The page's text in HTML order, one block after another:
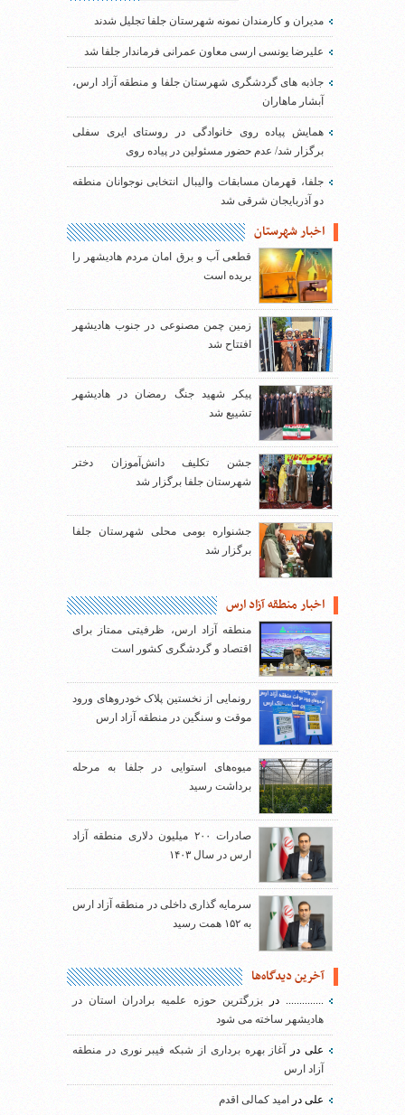
مدیران و کارمندان نمونه شهرستان جلفا تجلیل شدند
علیرضا یونسی ارسی معاون عمرانی فرماندار جلفا شد
جاذبه های گردشگری شهرستان جلفا و منطقه آزاد ارس،
آبشار ماهاران
همایش پیاده روی خانوادگی در روستای ایری سفلی
برگزار شد/ عدم حضور مسئولین در پیاده روی
جلفا، قهرمان مسابقات والیبال انتخابی نوجوانان منطقه
دو آذربایجان شرقی شد
اخبار شهرستان
قطعی آب و برق امان مردم هادیشهر را
بریده است
زمین چمن مصنوعی در جنوب هادیشهر
افتتاح شد
پیکر شهید جنگ رمضان در هادیشهر
تشییع شد
جشن تکلیف دانش‌آموزان دختر
شهرستان جلفا برگزار شد
جشنواره بومی محلی شهرستان جلفا
برگزار شد
اخبار منطقه آزاد ارس
منطقه آزاد ارس، ظرفیتی ممتاز برای
اقتصاد و گردشگری کشور است
رونمایی از نخستین پلاک خودروهای ورود
موقت و سنگین در منطقه آزاد ارس
میوه‌های استوایی در جلفا به مرحله
برداشت رسید
صادرات ۲۰۰ میلیون دلاری منطقه آزاد
ارس در سال ۱۴۰۳
سرمایه گذاری داخلی در منطقه آزاد ارس
به ۱۵۲ همت رسید
آخرین دیدگاه‌ها
..............دربزرگترین حوزه علمیه برادران استان در
هادیشهر ساخته می شود
علیدر
آغاز بهره برداری از شبکه فیبر نوری در منطقه
آزاد ارس
علی در امید کمالی اقدم